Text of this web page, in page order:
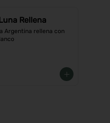
Rellena
Argentina rellena con